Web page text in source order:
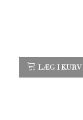
LÆG I KURV